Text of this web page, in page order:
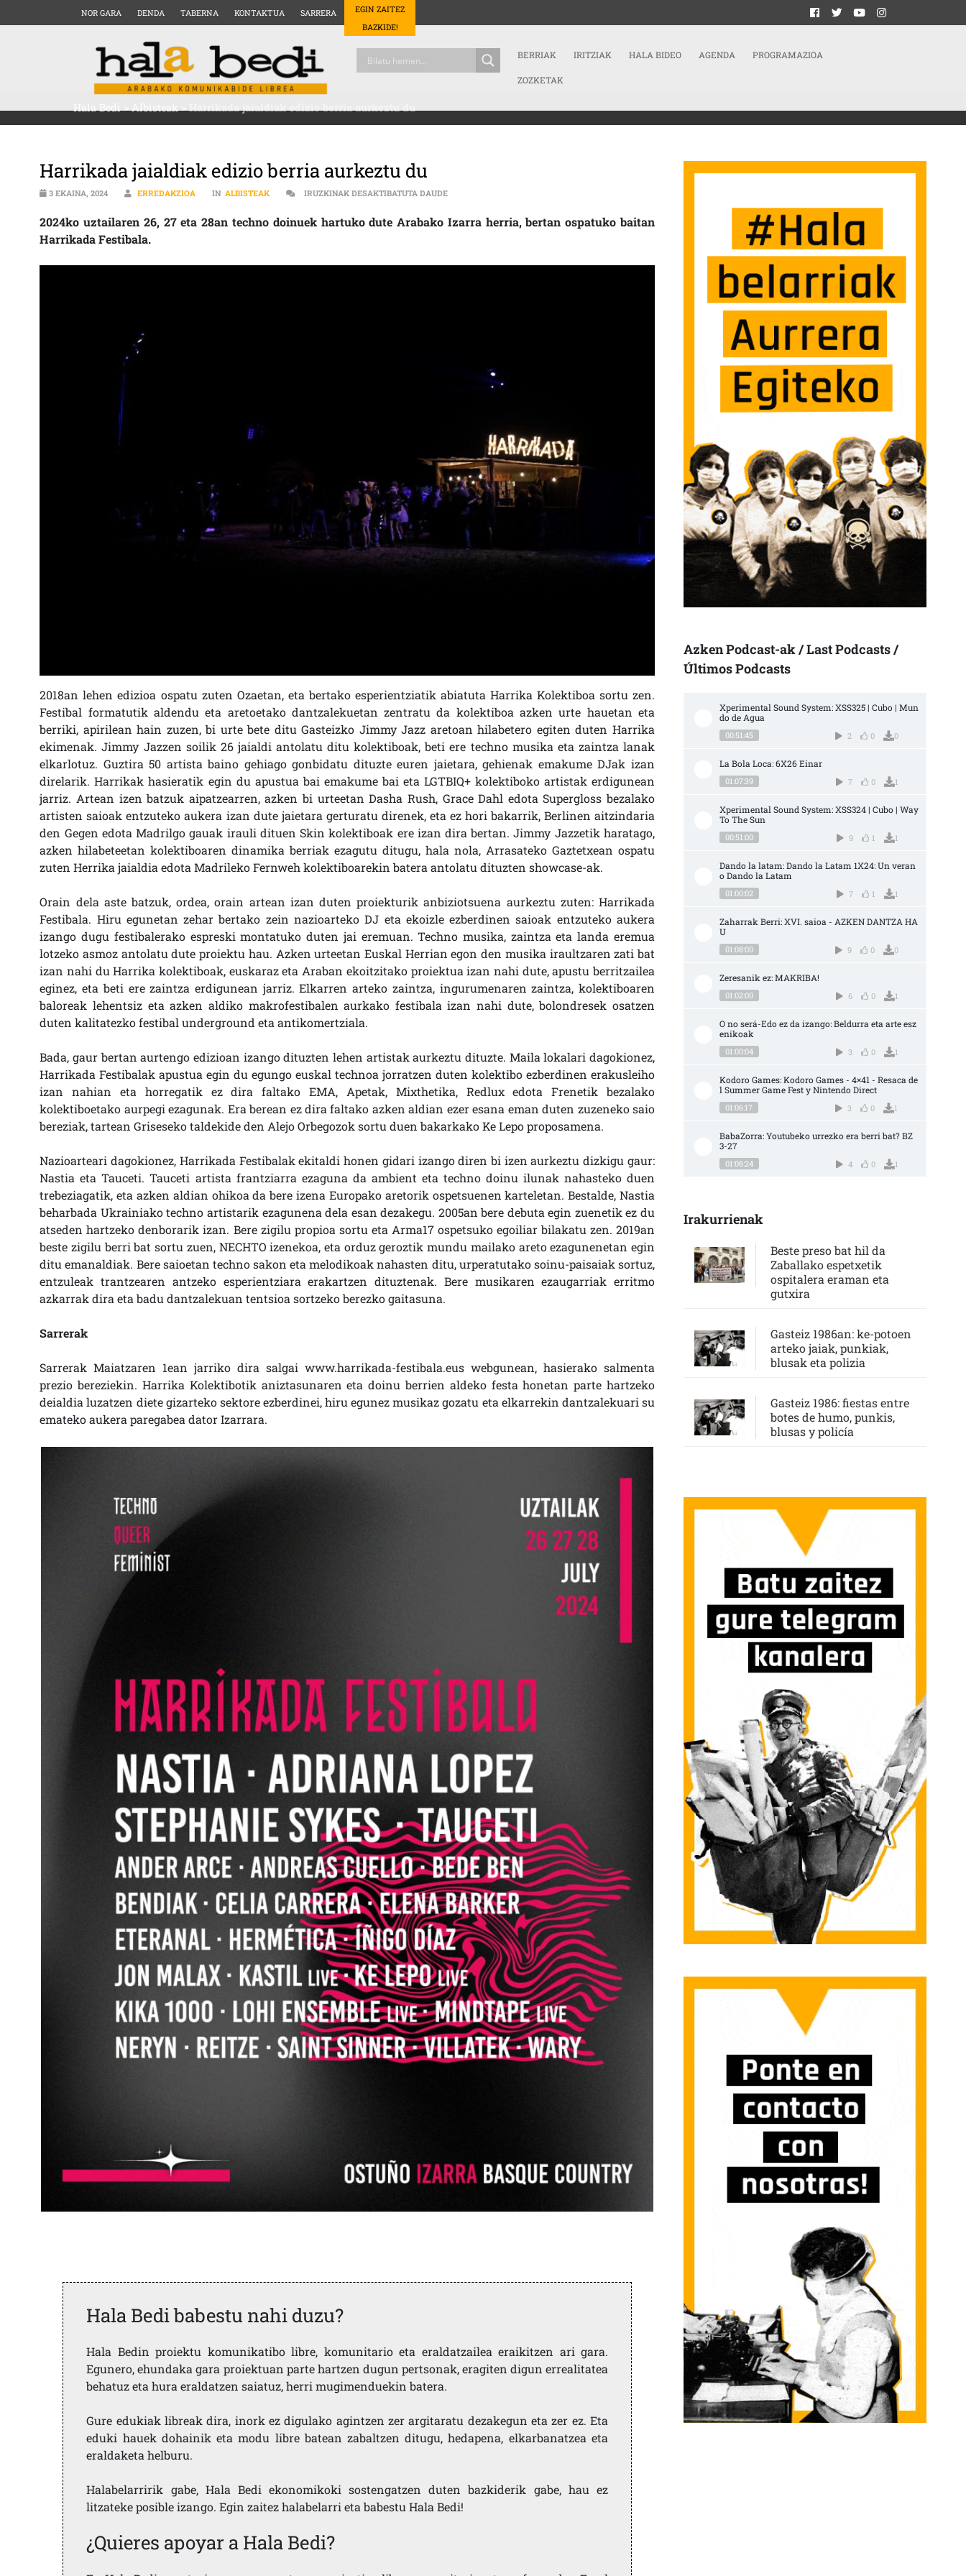
NOR GARA DENDA TABERNA KONTAKTUA SARRERA
EGIN ZAITEZ
BAZKIDE!
BERRIAK IRITZIAK HALA BIDEO AGENDA PROGRAMAZIOA
ZOZKETAK
Hala Bedi>Albisteak>Harrikada jaialdiak edizio berria aurkeztu du
Harrikada jaialdiak edizio berria aurkeztu du
3 EKAINA, 2024 ERREDAKZIOA IN ALBISTEAK IRUZKINAK DESAKTIBATUTA DAUDEHARRIKADA JAIALDIAK EDIZIO BERRIA AURKEZTU DU SARRERAN
2024ko uztailaren 26, 27 eta 28an techno doinuek hartuko dute Arabako Izarra herria, bertan ospatuko baitan
Harrikada Festibala.
2018an lehen edizioa ospatu zuten Ozaetan, eta bertako esperientziatik abiatuta Harrika Kolektiboa sortu zen.
Festibal formatutik aldendu eta aretoetako dantzalekuetan zentratu da kolektiboa azken urte hauetan eta
berriki, apirilean hain zuzen, bi urte bete ditu Gasteizko Jimmy Jazz aretoan hilabetero egiten duten Harrika
ekimenak. Jimmy Jazzen soilik 26 jaialdi antolatu ditu kolektiboak, beti ere techno musika eta zaintza lanak
elkarlotuz. Guztira 50 artista baino gehiago gonbidatu dituzte euren jaietara, gehienak emakume DJak izan
direlarik. Harrikak hasieratik egin du apustua bai emakume bai eta LGTBIQ+ kolektiboko artistak erdigunean
jarriz. Artean izen batzuk aipatzearren, azken bi urteetan Dasha Rush, Grace Dahl edota Supergloss bezalako
artisten saioak entzuteko aukera izan dute jaietara gerturatu direnek, eta ez hori bakarrik, Berlinen aitzindaria
den Gegen edota Madrilgo gauak irauli dituen Skin kolektiboak ere izan dira bertan. Jimmy Jazzetik haratago,
azken hilabeteetan kolektiboaren dinamika berriak ezagutu ditugu, hala nola, Arrasateko Gaztetxean ospatu
zuten Herrika jaialdia edota Madrileko Fernweh kolektiboarekin batera antolatu dituzten showcase-ak.
Orain dela aste batzuk, ordea, orain artean izan duten proiekturik anbiziotsuena aurkeztu zuten: Harrikada
Festibala. Hiru egunetan zehar bertako zein nazioarteko DJ eta ekoizle ezberdinen saioak entzuteko aukera
izango dugu festibalerako espreski montatuko duten jai eremuan. Techno musika, zaintza eta landa eremua
lotzeko asmoz antolatu dute proiektu hau. Azken urteetan Euskal Herrian egon den musika iraultzaren zati bat
izan nahi du Harrika kolektiboak, euskaraz eta Araban ekoitzitako proiektua izan nahi dute, apustu berritzailea
eginez, eta beti ere zaintza erdigunean jarriz. Elkarren arteko zaintza, ingurumenaren zaintza, kolektiboaren
baloreak lehentsiz eta azken aldiko makrofestibalen aurkako festibala izan nahi dute, bolondresek osatzen
duten kalitatezko festibal underground eta antikomertziala.
Bada, gaur bertan aurtengo edizioan izango dituzten lehen artistak aurkeztu dituzte. Maila lokalari dagokionez,
Harrikada Festibalak apustua egin du egungo euskal technoa jorratzen duten kolektibo ezberdinen erakusleiho
izan nahian eta horregatik ez dira faltako EMA, Apetak, Mixthetika, Redlux edota Frenetik bezalako
kolektiboetako aurpegi ezagunak. Era berean ez dira faltako azken aldian ezer esana eman duten zuzeneko saio
bereziak, tartean Griseseko taldekide den Alejo Orbegozok sortu duen bakarkako Ke Lepo proposamena.
Nazioarteari dagokionez, Harrikada Festibalak ekitaldi honen gidari izango diren bi izen aurkeztu dizkigu gaur:
Nastia eta Tauceti. Tauceti artista frantziarra ezaguna da ambient eta techno doinu ilunak nahasteko duen
trebeziagatik, eta azken aldian ohikoa da bere izena Europako aretorik ospetsuenen karteletan. Bestalde, Nastia
beharbada Ukrainiako techno artistarik ezagunena dela esan dezakegu. 2005an bere debuta egin zuenetik ez du
atseden hartzeko denborarik izan. Bere zigilu propioa sortu eta Arma17 ospetsuko egoiliar bilakatu zen. 2019an
beste zigilu berri bat sortu zuen, NECHTO izenekoa, eta orduz geroztik mundu mailako areto ezagunenetan egin
ditu emanaldiak. Bere saioetan techno sakon eta melodikoak nahasten ditu, urperatutako soinu-paisaiak sortuz,
entzuleak trantzearen antzeko esperientziara erakartzen dituztenak. Bere musikaren ezaugarriak erritmo
azkarrak dira eta badu dantzalekuan tentsioa sortzeko berezko gaitasuna.
Sarrerak
Sarrerak Maiatzaren 1ean jarriko dira salgai www.harrikada-festibala.eus webgunean, hasierako salmenta
prezio bereziekin. Harrika Kolektibotik aniztasunaren eta doinu berrien aldeko festa honetan parte hartzeko
deialdia luzatzen diete gizarteko sektore ezberdinei, hiru egunez musikaz gozatu eta elkarrekin dantzalekuari su
emateko aukera paregabea dator Izarrara.
Hala Bedi babestu nahi duzu?
Hala Bedin proiektu komunikatibo libre, komunitario eta eraldatzailea eraikitzen ari gara.
Egunero, ehundaka gara proiektuan parte hartzen dugun pertsonak, eragiten digun errealitatea
behatuz eta hura eraldatzen saiatuz, herri mugimenduekin batera.
Gure edukiak libreak dira, inork ez digulako agintzen zer argitaratu dezakegun eta zer ez. Eta
eduki hauek dohainik eta modu libre batean zabaltzen ditugu, hedapena, elkarbanatzea eta
eraldaketa helburu.
Halabelarririk gabe, Hala Bedi ekonomikoki sostengatzen duten bazkiderik gabe, hau ez
litzateke posible izango. Egin zaitez halabelarri eta babestu Hala Bedi!
¿Quieres apoyar a Hala Bedi?
Azken Podcast-ak / Last Podcasts /
Últimos Podcasts
Xperimental Sound System: XSS325 | Cubo | Mun
do de Agua
00:51:45 2 0 0
La Bola Loca: 6X26 Einar
01:07:39 7 0 1
Xperimental Sound System: XSS324 | Cubo | Way
To The Sun
00:51:00 9 1 1
Dando la latam: Dando la Latam 1X24: Un veran
o Dando la Latam
01:00:02 7 1 1
Zaharrak Berri: XVI. saioa - AZKEN DANTZA HA
U
01:08:00 9 0 0
Zeresanik ez: MAKRIBA!
01:02:00 6 0 1
O no será-Edo ez da izango: Beldurra eta arte esz
enikoak
01:00:04 3 0 1
Kodoro Games: Kodoro Games - 4×41 - Resaca de
l Summer Game Fest y Nintendo Direct
01:06:17 3 0 1
BabaZorra: Youtubeko urrezko era berri bat? BZ
3-27
01:06:24 4 0 1
Irakurrienak
Beste preso bat hil da
Zaballako espetxetik
ospitalera eraman eta
gutxira
Gasteiz 1986an: ke-potoen
arteko jaiak, punkiak,
blusak eta polizia
Gasteiz 1986: fiestas entre
botes de humo, punkis,
blusas y policía